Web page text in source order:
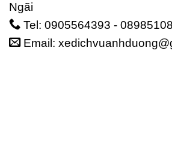
Ngãi
Tel: 0905564393 -
Email: